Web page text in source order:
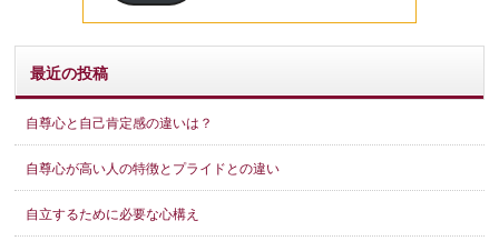
レ
ス
最近の投稿
自尊心と自己肯定感の違いは？
自尊心が高い人の特徴とプライドとの違い
自立するために必要な心構え